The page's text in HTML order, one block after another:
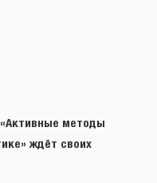
методы
ждёт своих